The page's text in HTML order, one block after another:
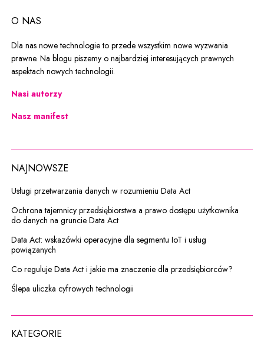
O NAS
Dla nas nowe technologie to przede wszystkim nowe wyzwania
prawne. Na blogu piszemy o najbardziej interesujących prawnych
aspektach nowych technologii.
Nasi autorzy
Nasz manifest
NAJNOWSZE
Usługi przetwarzania danych w rozumieniu Data Act
Ochrona tajemnicy przedsiębiorstwa a prawo dostępu użytkownika
do danych na gruncie Data Act
Data Act: wskazówki operacyjne dla segmentu IoT i usług
powiązanych
Co reguluje Data Act i jakie ma znaczenie dla przedsiębiorców?
Ślepa uliczka cyfrowych technologii
KATEGORIE